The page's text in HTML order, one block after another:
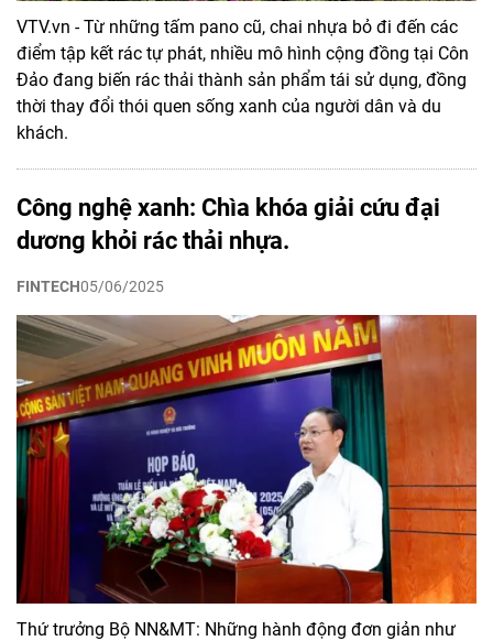
VTV.vn - Từ những tấm pano cũ, chai nhựa bỏ đi đến các
điểm tập kết rác tự phát, nhiều mô hình cộng đồng tại Côn
Đảo đang biến rác thải thành sản phẩm tái sử dụng, đồng
thời thay đổi thói quen sống xanh của người dân và du
khách.
Công nghệ xanh: Chìa khóa giải cứu đại
dương khỏi rác thải nhựa.
FINTECH05/06/2025
Thứ trưởng Bộ NN&MT: Những hành động đơn giản như